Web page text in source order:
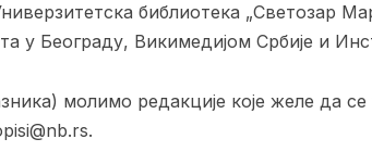
библиотека „Светозар
у Београду, Викимедијом Србије и
молимо редакције које желе да